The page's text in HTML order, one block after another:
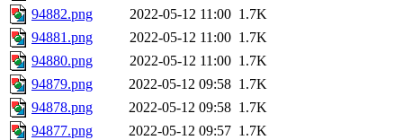
94882.png
2022-05-12 11:00 1.7K
94881.png
2022-05-12 11:00 1.7K
94880.png
2022-05-12 11:00 1.7K
94879.png
2022-05-12 09:58 1.7K
94878.png
2022-05-12 09:58 1.7K
94877.png
2022-05-12 09:57 1.7K